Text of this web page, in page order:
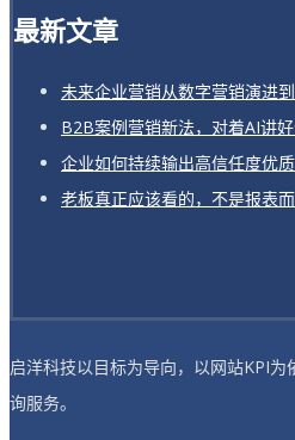
最新文章
未来企业营销从数字营销演进
B2B案例营销新法，对着AI讲
企业如何持续输出高信任度优
老板真正应该看的，不是报表
启洋科技以目标为导向，以网站KPI
询服务。